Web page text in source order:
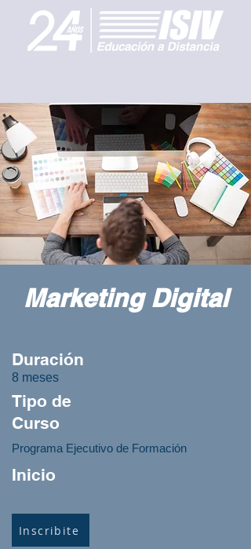
Marketing Digital
Duración
8 meses
Tipo de
Curso
Programa Ejecutivo de Formación
Inicio
Inscribite